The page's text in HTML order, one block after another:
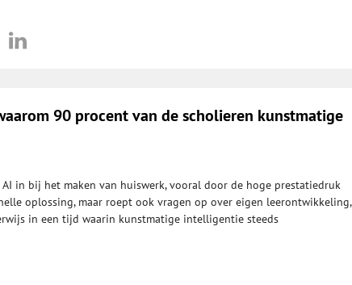
90 procent van de scholieren kunstmatige
AI in bij het maken van huiswerk, vooral door de hoge prestatiedruk
oplossing, maar roept ook vragen op over eigen leerontwikkeling,
in een tijd waarin kunstmatige intelligentie steeds